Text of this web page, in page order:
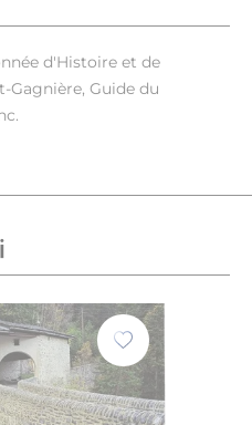
d'Histoire et de
Gagnière, Guide du